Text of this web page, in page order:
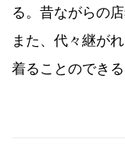
る。昔ながらの
また、代々継が
着ることのでき